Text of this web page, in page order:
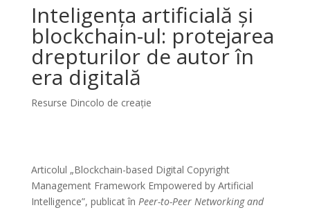
Inteligența artificială și
blockchain-ul: protejarea
drepturilor de autor în
era digitală
Resurse Dincolo de creație
Articolul „Blockchain-based Digital Copyright
Management Framework Empowered by Artificial
Intelligence”, publicat în Peer-to-Peer Networking and